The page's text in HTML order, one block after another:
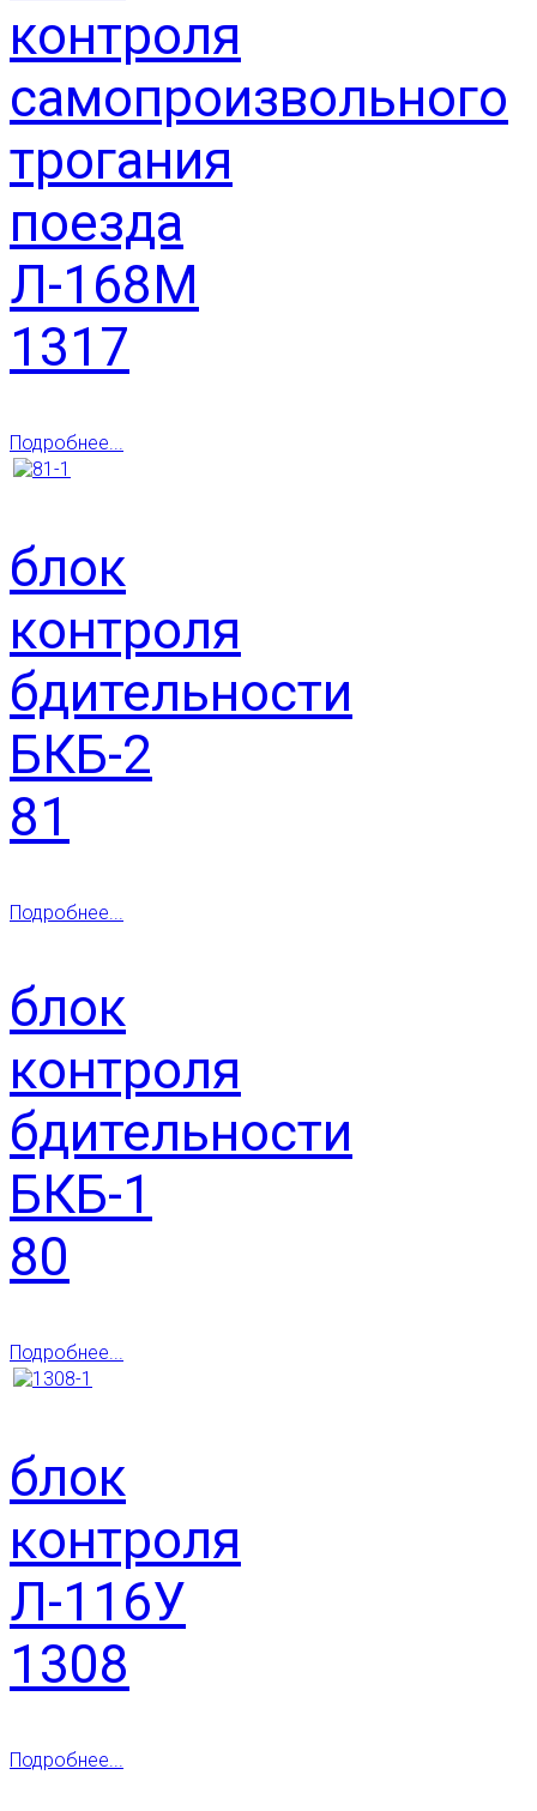
контроля
самопроизвольного
трогания
поезда
Л-168М
1317
Подробнее...
блок
контроля
бдительности
БКБ-2
81
Подробнее...
блок
контроля
бдительности
БКБ-1
80
Подробнее...
блок
контроля
Л-116У
1308
Подробнее...